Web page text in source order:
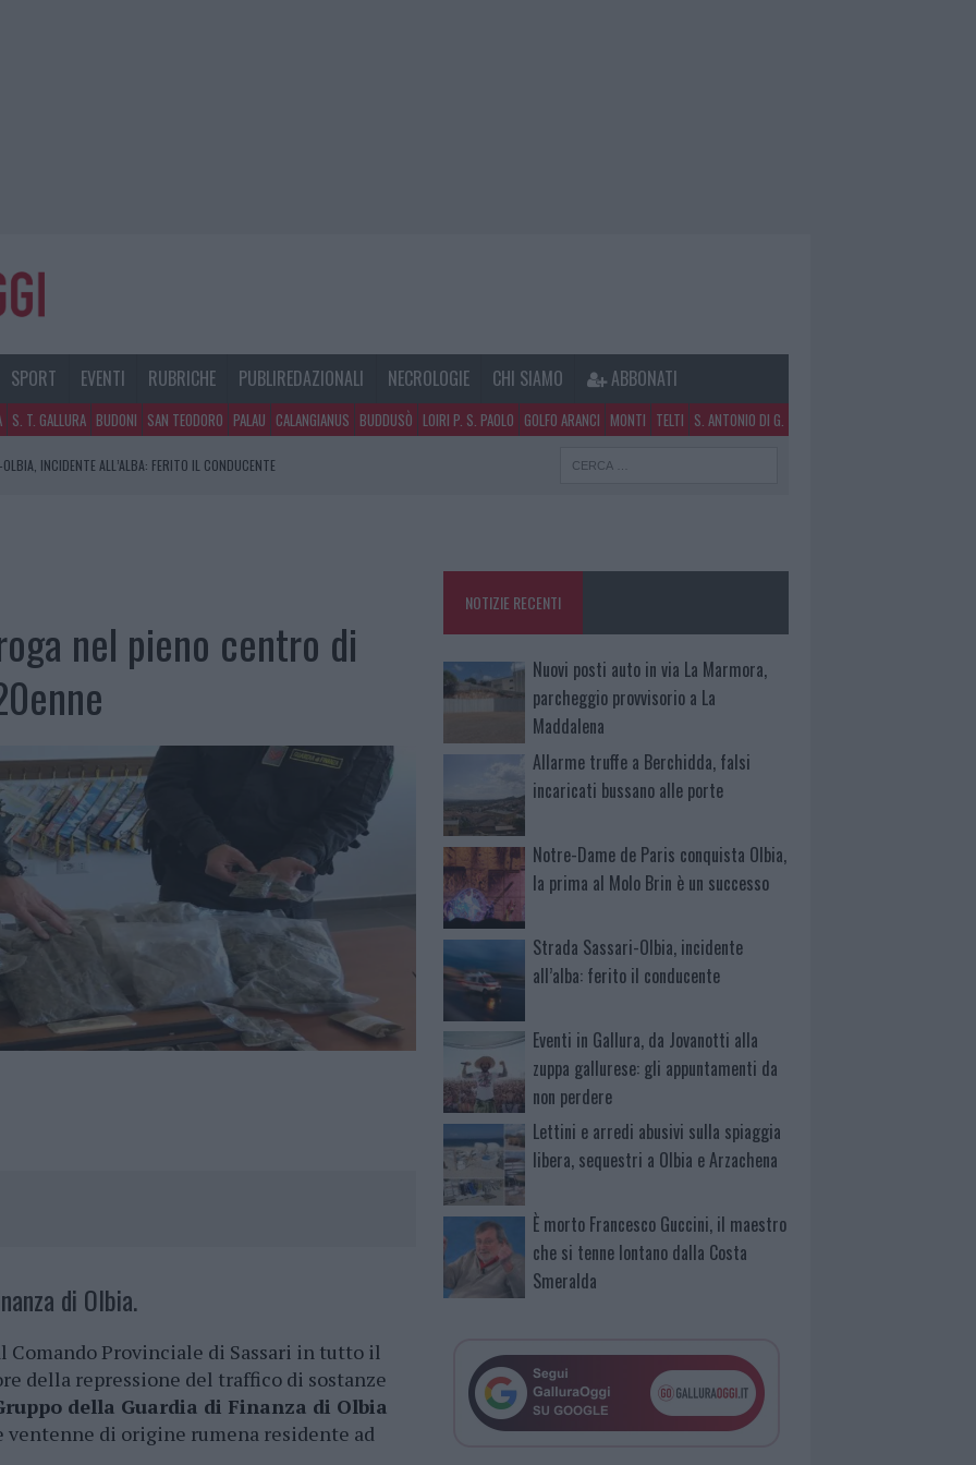
SPORT EVENTI RUBRICHE PUBLIREDAZIONALI NECROLOGIE CHI SIAMO ABBONATI
S. T. GALLURA BUDONI SAN TEODORO PALAU CALANGIANUS BUDDUSÒ LOIRI P. S. PAOLO GOLFO ARANCI MONTI TELTI S. ANTONIO DI G.
INCIDENTE ALL’ALBA: FERITO IL CONDUCENTE
DA JOVANOTTI ALLA ZUPPA GALLURESE: GLI APPUNTAMENTI DA NON
nel pieno centro di
di Olbia.
Comando Provinciale di Sassari in tutto il
della repressione del traffico di sostanze
della Guardia di Finanza di Olbia
di origine rumena residente ad
NOTIZIE RECENTI
Nuovi posti auto in via La Marmora,
parcheggio provvisorio a La
Maddalena
Allarme truffe a Berchidda, falsi
incaricati bussano alle porte
Notre-Dame de Paris conquista Olbia,
la prima al Molo Brin è un successo
Strada Sassari-Olbia, incidente
all’alba: ferito il conducente
Eventi in Gallura, da Jovanotti alla
zuppa gallurese: gli appuntamenti da
non perdere
Lettini e arredi abusivi sulla spiaggia
libera, sequestri a Olbia e Arzachena
È morto Francesco Guccini, il maestro
che si tenne lontano dalla Costa
Smeralda